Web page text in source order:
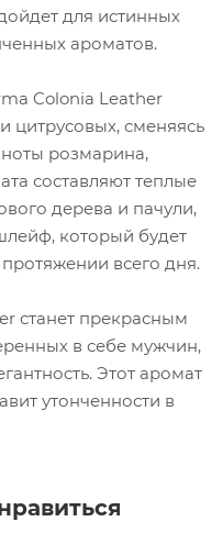
для истинных
ароматов.
Colonia Leather
цитрусовых, сменяясь
ноты розмарина,
составляют теплые
дерева и пачули,
который будет
всего дня.
станет прекрасным
в себе мужчин,
Этот аромат
утонченности в